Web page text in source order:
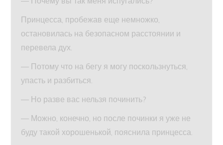
Принцесса, пробежав еще немножко,
остановилась на безопасном расстоянии и
перевела дух.
— Потому что на бегу я могу поскользнуться,
упасть и разбиться.
— Но разве вас нельзя починить?
— Можно, конечно, но после починки я уже не
буду такой хорошенькой, пояснила принцесса.